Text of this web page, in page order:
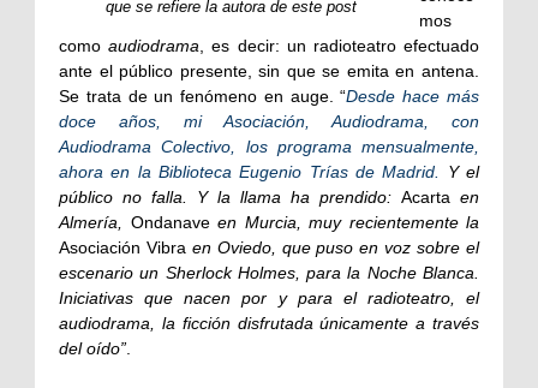
que se refiere la autora de este post
mos
comoaudiodrama, es decir: un radioteatro efectuado
ante el público presente, sin que se emita en antena.
Se trata de un fenómeno en auge. “Desde hace más
doce años, mi Asociación, Audiodrama, con
Audiodrama Colectivo, los programa mensualmente,
ahora en la Biblioteca Eugenio Trías de Madrid.
Y el
público no falla. Y la llama ha prendido: Acarta en
Almería, Ondanave en Murcia, muy recientemente la
Asociación Vibraen Oviedo, que puso en voz sobre el
escenario un Sherlock Holmes, para la Noche Blanca.
Iniciativas que nacen por y para el radioteatro, el
audiodrama, la ficción disfrutada únicamente a través
del oído”.